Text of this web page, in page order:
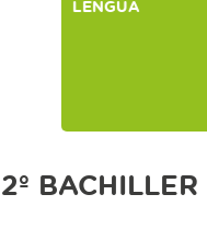
LENGUA
2º BACHILLER